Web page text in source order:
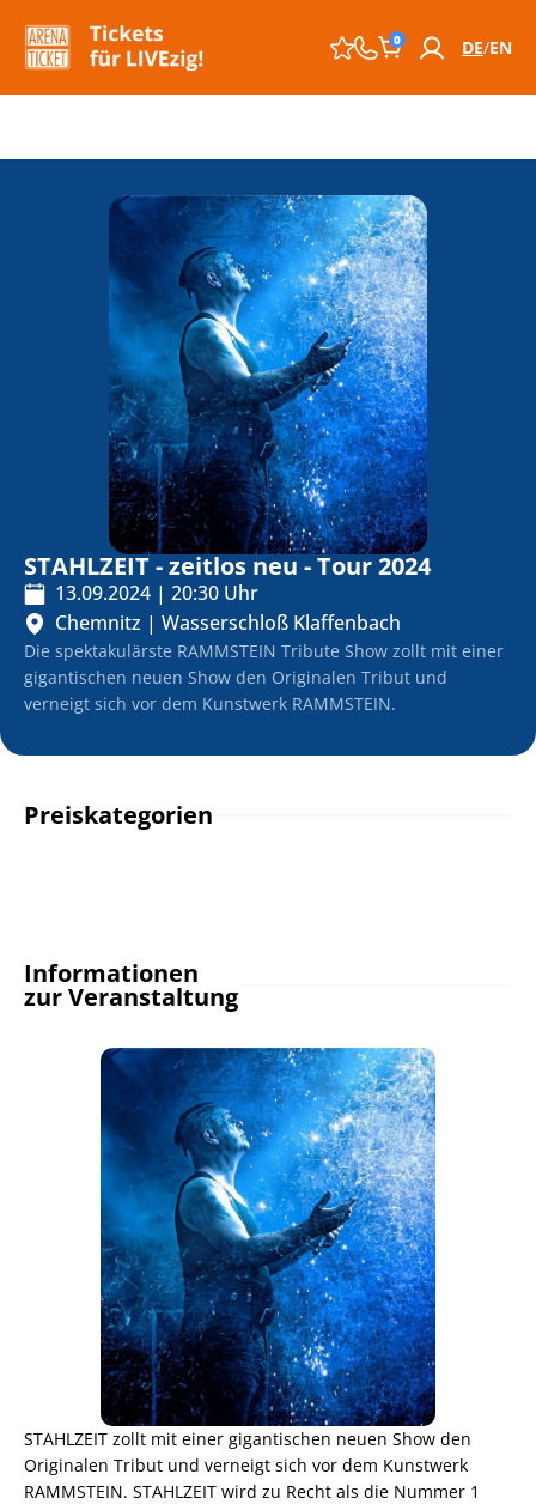
0 DE EN
STAHLZEIT - zeitlos neu - Tour 2024
13.09.2024 | 20:30 Uhr
Chemnitz | Wasserschloß Klaffenbach
Die spektakulärste RAMMSTEIN Tribute Show zollt mit einer
gigantischen neuen Show den Originalen Tribut und
verneigt sich vor dem Kunstwerk RAMMSTEIN.
Preiskategorien
Informationen
zur Veranstaltung
STAHLZEIT zollt mit einer gigantischen neuen Show den
Originalen Tribut und verneigt sich vor dem Kunstwerk
RAMMSTEIN. STAHLZEIT wird zu Recht als die Nummer 1